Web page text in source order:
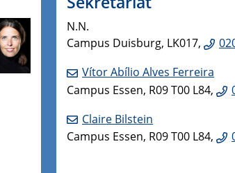
N.N.
Campus Duisburg, LK017,
Vítor Abílio Alves Ferreira
Campus Essen, R09 T00 L84,
Claire Bilstein
Campus Essen, R09 T00 L84,